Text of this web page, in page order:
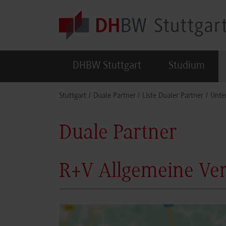
DHBW Stuttgart Studium
Stuttgart Duale Partner Liste Dualer Partner
Duale Partner
R+V Allgemeine